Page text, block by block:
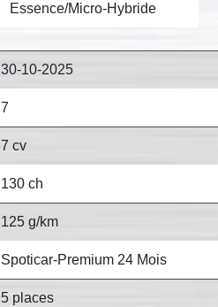
Essence/Micro-Hybride
30-10-2025
7
7 cv
130 ch
125 g/km
Spoticar-Premium 24 Mois
5 places